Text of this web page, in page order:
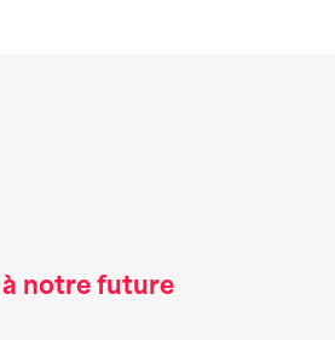
à notre future